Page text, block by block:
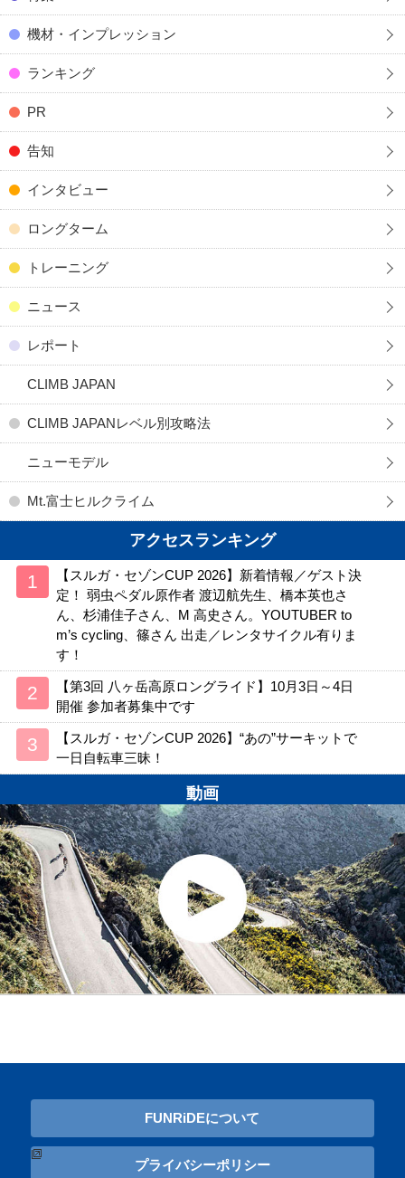
機材・インプレッション
ランキング
PR
告知
インタビュー
ロングターム
トレーニング
ニュース
レポート
CLIMB JAPAN
CLIMB JAPANレベル別攻略法
ニューモデル
Mt.富士ヒルクライム
アクセスランキング
【スルガ・セゾンCUP 2026】新着情報／ゲスト決
定！ 弱虫ペダル原作者 渡辺航先生、橋本英也さ
ん、杉浦佳子さん、M 高史さん。YOUTUBER to
m’s cycling、篠さん 出走／レンタサイクル有りま
す！
【第3回 八ヶ岳高原ロングライド】10月3日～4日
開催 参加者募集中です
【スルガ・セゾンCUP 2026】“あの”サーキットで
一日自転車三昧！
動画
FUNRiDEについて
プライバシーポリシー